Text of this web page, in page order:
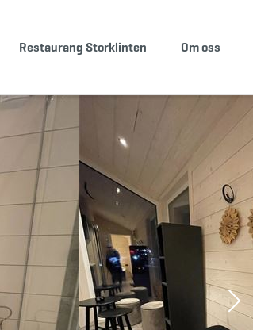
Restaurang Storklinten Om oss